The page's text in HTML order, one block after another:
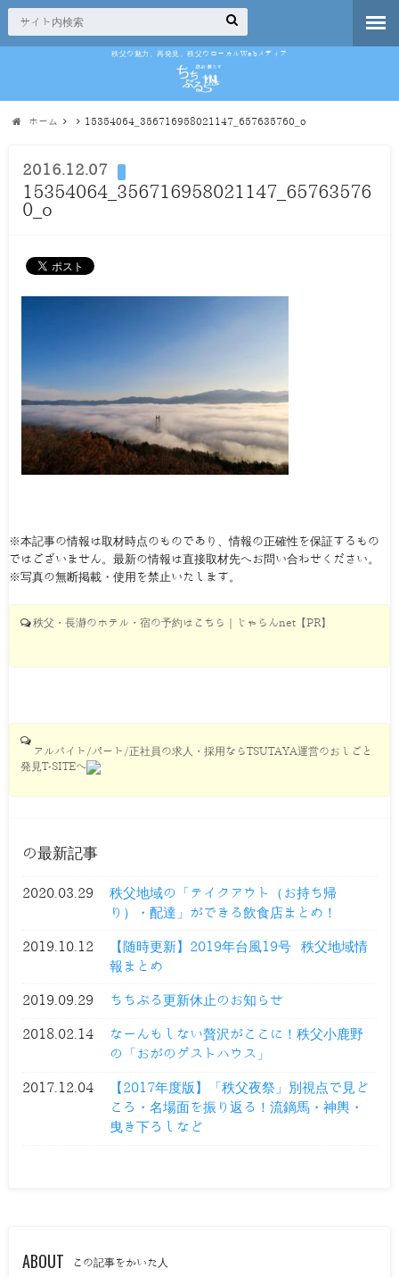
秩父の魅力、再発見。秩父のローカルWebメディア
ホーム 15354064_356716958021147_657635760_o
2016.12.07
15354064_356716958021147_65763576
0_o
※本記事の情報は取材時点のものであり、情報の正確性を保証するもの
ではございません。最新の情報は直接取材先へお問い合わせください。
※写真の無断掲載・使用を禁止いたします。
秩父・長瀞のホテル・宿の予約はこちら｜じゃらんnet【PR】
アルバイト/パート/正社員の求人・採用ならTSUTAYA運営のおしごと
発見T-SITEへ
の最新記事
2020.03.29
秩父地域の「テイクアウト（お持ち帰
り）・配達」ができる飲食店まとめ！
2019.10.12
【随時更新】2019年台風19号 秩父地域情
報まとめ
2019.09.29 ちちぶる更新休止のお知らせ
2018.02.14
なーんもしない贅沢がここに！秩父小鹿野
の「おがのゲストハウス」
2017.12.04
【2017年度版】「秩父夜祭」別視点で見ど
ころ・名場面を振り返る！流鏑馬・神輿・
曳き下ろしなど
ABOUT この記事をかいた人